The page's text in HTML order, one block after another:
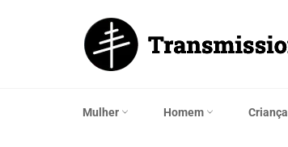
Mulher Homem Criança